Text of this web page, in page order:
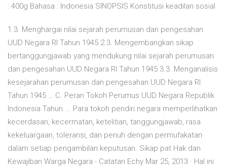
: 400g Bahasa : Indonesia SINOPSIS Konstitusi keadilan sosial
1.3. Menghargai nilai sejarah perumusan dan pengesahan
UUD Negara RI Tahun 1945 2.3. Mengembangkan sikap
bertanggungjawab yang mendukung nilai sejarah perumusan
dan pengesahan UUD Negara RI Tahun 1945 3.3. Menganalisis
kesejarahan perumusan dan pengesahan UUD Negara RI
Tahun 1945 … C. Peran Tokoh Perumus UUD Negara Republik
Indonesia Tahun ... Para tokoh pendiri negara memperlihatkan
kecerdasan, kecermatan, ketelitian, tanggungjawab, rasa
kekeluargaan, toleransi, dan penuh dengan permufakatan
dalam setiap pengambilan keputusan. Sikap pat Hak dan
Kewajiban Warga Negara - Catatan Echy Mar 25, 2013 · Hal ini